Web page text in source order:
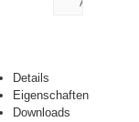
Details
Eigenschaften
Downloads